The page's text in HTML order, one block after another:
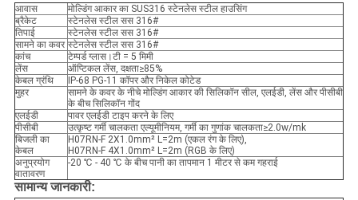
आवास
मोल्डिंग आकार का SUS316 स्टेनलेस स्टील हाउसिंग
ब्रैकेट
स्टेनलेस स्टील सस 316#
तिपाई
स्टेनलेस स्टील सस 316#
सामने का कवर स्टेनलेस स्टील सस 316#
कांच
टेम्पर्ड ग्लास।टी = 5 मिमी
लेंस
ऑप्टिकल लेंस, दक्षता≥85%
केबल ग्रंथि
IP-68 PG-11 कॉपर और निकेल कोटेड
मुहर
सामने के कवर के नीचे मोल्डिंग आकार की सिलिकॉन सील, एलईडी, लेंस और पीसीबी
के बीच सिलिकॉन गोंद
एलईडी
पावर एलईडी टाइप करने के लिए
पीसीबी
उत्कृष्ट गर्मी चालकता एल्यूमीनियम, गर्मी का गुणांक चालकता≥2.0w/mk
बिजली का
केबल
H07RN-F 2X1.0mm² L=2m (एकल रंग के लिए),
H07RN-F 4X1.0mm² L=2m (RGB के लिए)
अनुप्रयोग
वातावरण
-20 ℃ - 40 ℃ के बीच पानी का तापमान 1 मीटर से कम गहराई
सामान्य जानकारी: